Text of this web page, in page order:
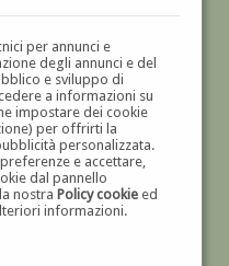
per annunci e
degli annunci e del
e sviluppo di
a informazioni su
impostare dei cookie
per offrirti la
personalizzata.
e accettare,
dal pannello
nostra Policy cookieed
informazioni.
'800 E '900